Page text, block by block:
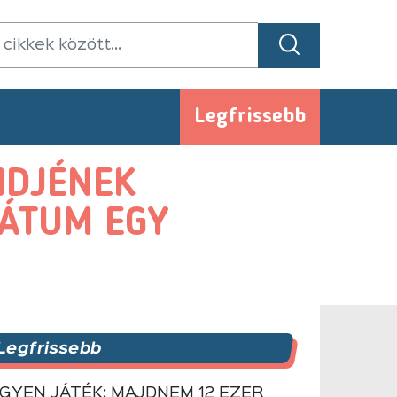
Legfrissebb
EGY
JÁTÉK: MAJDNEM 12 EZER